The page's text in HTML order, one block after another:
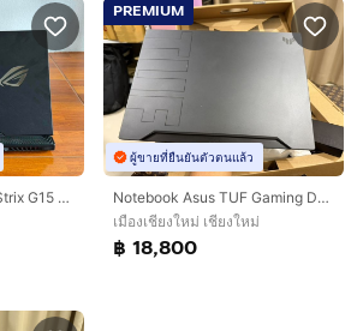
Notebook Asus ROG Strix G15 GL542LI-HN053T GTX1650 Ti ทำงาน เล่นเกม อื่นๆ ลื่นมาก สอบถามได้คัฟ
PREMIUM
ผู้ขายที่ยืนยันตัวตนแล้ว
Notebook Asus TUF Gaming Dash F15 FX516PM-HN086T RTX3060 ทำงาน เล่นเกมสบายมาก สอบถามได้ครับ
เมืองเชียงใหม่ เชียงใหม่
฿ 18,800